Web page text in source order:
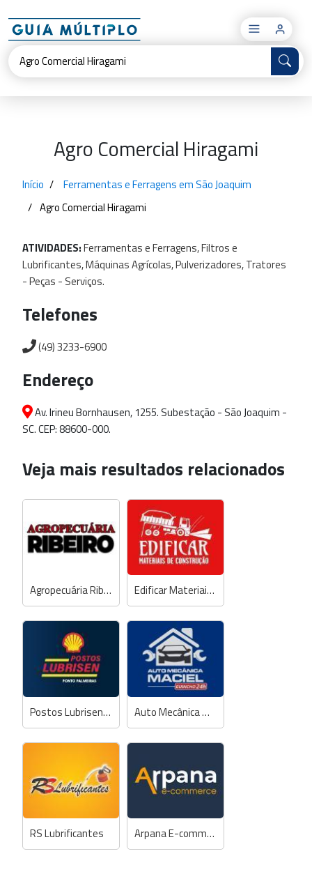
×
Agro Comercial Hiragami
Início
Ferramentas e Ferragens em São Joaquim
Agro Comercial Hiragami
ATIVIDADES:FerramentaseFerragens,Filtrose
Lubrificantes,MáquinasAgrícolas,Pulverizadores,Tratores
-Peças - Serviços.
Telefones
(49) 3233-6900
Endereço
Av. Irineu Bornhausen, 1255. Subestação - São Joaquim -
SC. CEP: 88600-000.
Veja mais resultados relacionados
Agropecuária Ribeiro Edificar Materiais de Construção
Postos Lubrisen - Ponto Palmeiras Auto Mecânica Maciel
RS Lubrificantes Arpana E-commerce